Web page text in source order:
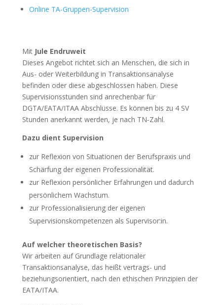
Online TA-Gruppen-Supervision
Mit Jule Endruweit
Dieses Angebot richtet sich an Menschen, die sich in
Aus- oder Weiterbildung in Transaktionsanalyse
befinden oder diese abgeschlossen haben. Diese
Supervisionsstunden sind anrechenbar für
DGTA/EATA/ITAA Abschlüsse. Es können bis zu 4 SV
Stunden anerkannt werden, je nach TN-Zahl.
Dazu dient Supervision
zur Reflexion von Situationen der Berufspraxis und
Schärfung der eigenen Professionalität.
zur Reflexion persönlicher Erfahrungen und dadurch
persönlichem Wachstum.
zur Professionalisierung der eigenen
Supervisionskompetenzen als Supervisor:in.
Auf welcher theoretischen Basis?
Wir arbeiten auf Grundlage relationaler
Transaktionsanalyse, das heißt vertrags- und
beziehungsorientiert, nach den ethischen Prinzipien der
EATA/ITAA.